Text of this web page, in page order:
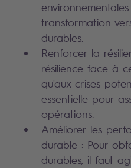
transformation
durables.
Renforcer la
résilience face à
qu'aux crises
essentielle pour
opérations.
Améliorer les
durable : Pour
durables, il faut